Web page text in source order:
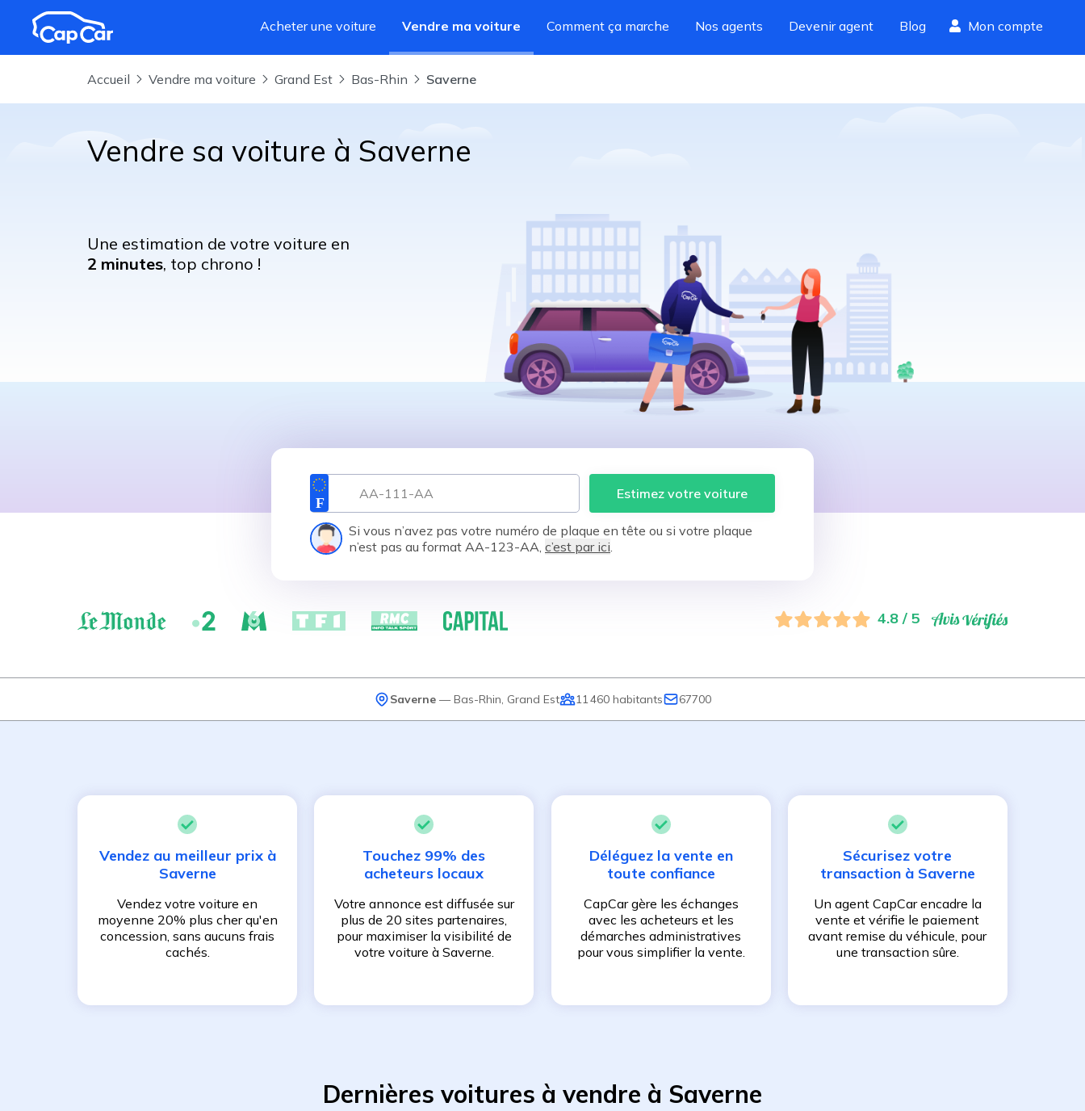
Aller au contenu principal
Acheter une voiture
Vendre ma voiture Comment ça marche Nos agents Devenir agent Blog Mon compte
Accueil Vendre ma voiture Grand Est Bas-Rhin Saverne
Vendre sa voiture à Saverne
Une estimation de votre voiture en
2 minutes, top chrono !
Estimez votre voiture
Si vous n’avez pas votre numéro de plaque en tête ou si votre plaque
n’est pas au format AA-123-AA, c’est par ici.
4.8 / 5
Saverne — Bas-Rhin Grand Est 11 460 habitants 67700
Vendez au meilleur prix à
Saverne
Vendez votre voiture en
moyenne 20% plus cher qu'en
concession, sans aucuns frais
cachés.
Touchez 99% des
acheteurs locaux
Votre annonce est diffusée sur
plus de 20 sites partenaires,
pour maximiser la visibilité de
votre voiture à Saverne.
Déléguez la vente en
toute confiance
CapCar gère les échanges
avec les acheteurs et les
démarches administratives
pour vous simplifier la vente.
Sécurisez votre
transaction à Saverne
Un agent CapCar encadre la
vente et vérifie le paiement
avant remise du véhicule, pour
une transaction sûre.
Dernières voitures à vendre à Saverne